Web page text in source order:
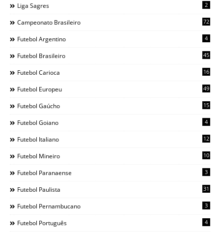
Liga Sagres 2
Campeonato Brasileiro 72
Futebol Argentino 4
Futebol Brasileiro 45
Futebol Carioca 16
Futebol Europeu 49
Futebol Gaúcho 15
Futebol Goiano 4
Futebol Italiano 12
Futebol Mineiro 10
Futebol Paranaense 3
Futebol Paulista 31
Futebol Pernambucano 3
Futebol Português 4